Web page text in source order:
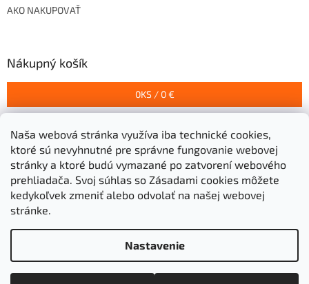
Naša webová stránka využíva iba technické cookies,
ktoré sú nevyhnutné pre správne fungovanie webovej
stránky a ktoré budú vymazané po zatvorení webového
prehliadača. Svoj súhlas so Zásadami cookies môžete
kedykoľvek zmeniť alebo odvolať na našej webovej
stránke.
Nastavenie
AKO NAKUPOVAŤ
Nákupný košík
0KS / 0 €
Prijímame online platby
Stavebniny Grigeľ s.r.o.